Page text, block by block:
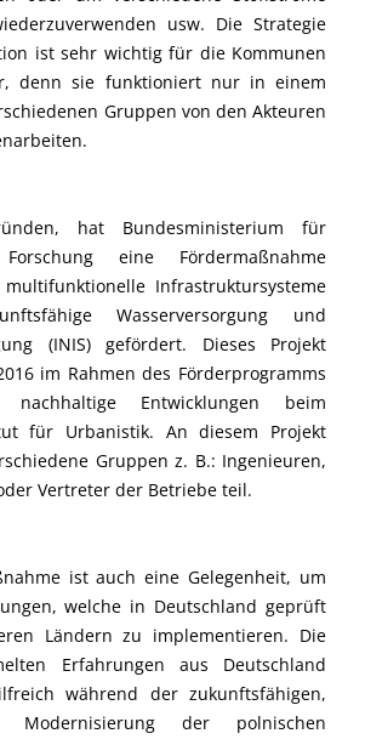
usw. Die Strategie
ist sehr wichtig für die Kommunen
denn sie funktioniert nur in einem
Gruppen von den Akteuren
hat Bundesministerium für
eine Fördermaßnahme
multifunktionelle Infrastruktursysteme
Wasserversorgung und
(INIS) gefördert. Dieses Projekt
im Rahmen des Förderprogramms
nachhaltige Entwicklungen beim
für Urbanistik. An diesem Projekt
Gruppen z. B.: Ingenieuren,
Vertreter der Betriebe teil.
ist auch eine Gelegenheit, um
welche in Deutschland geprüft
Ländern zu implementieren. Die
Erfahrungen aus Deutschland
während der zukunftsfähigen,
Modernisierung der polnischen